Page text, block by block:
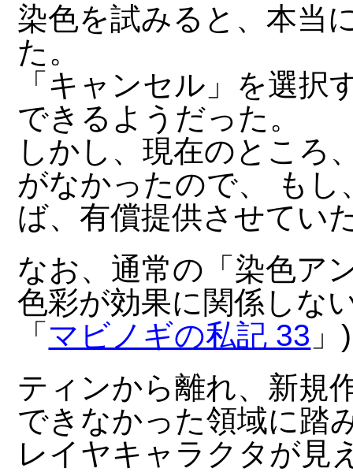
染色を試みると、本当
た。
「キャンセル」を選
できるようだった。
しかし、現在のところ
がなかったので、 も
ば、有償提供させてい
なお、通常の「染色ア
色彩が効果に関係しな
「 マビノギの私記 33
ティンから離れ、新規
できなかった領域に踏
レイヤキャラクタが見